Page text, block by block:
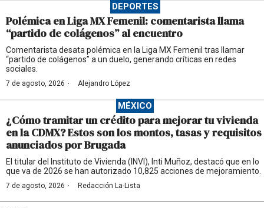
DEPORTES
Polémica en Liga MX Femenil: comentarista llama
“partido de colágenos” al encuentro
Comentarista desata polémica en la Liga MX Femenil tras llamar
“partido de colágenos” a un duelo, generando críticas en redes
sociales.
7 de agosto, 2026 · Alejandro López
MÉXICO
¿Cómo tramitar un crédito para mejorar tu vivienda
en la CDMX? Estos son los montos, tasas y requisitos
anunciados por Brugada
El titular del Instituto de Vivienda (INVI), Inti Muñoz, destacó que en lo
que va de 2026 se han autorizado 10,825 acciones de mejoramiento.
7 de agosto, 2026 · Redacción La-Lista